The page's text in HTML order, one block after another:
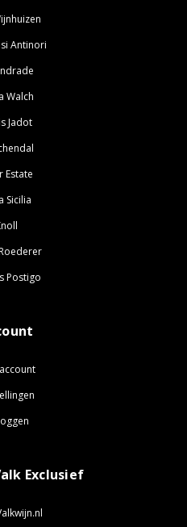
Antinori
Walch
Jadot
Estate
Sicilia
Postigo
Exclusief